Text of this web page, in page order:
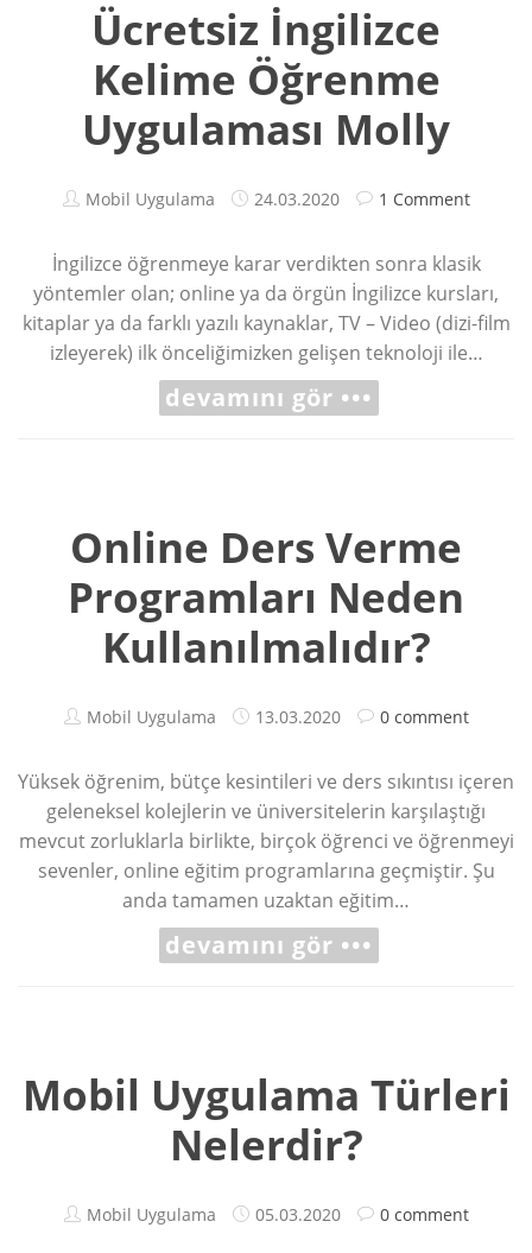
Ücretsiz İngilizce
Kelime Öğrenme
Uygulaması Molly
Mobil Uygulama 24.03.2020 1 Comment
İngilizce öğrenmeye karar verdikten sonra klasik
yöntemler olan; online ya da örgün İngilizce kursları,
kitaplar ya da farklı yazılı kaynaklar, TV – Video (dizi-film
izleyerek) ilk önceliğimizken gelişen teknoloji ile…
devamını gör •••
Online Ders Verme
Programları Neden
Kullanılmalıdır?
Mobil Uygulama 13.03.2020 0 comment
Yüksek öğrenim, bütçe kesintileri ve ders sıkıntısı içeren
geleneksel kolejlerin ve üniversitelerin karşılaştığı
mevcut zorluklarla birlikte, birçok öğrenci ve öğrenmeyi
sevenler, online eğitim programlarına geçmiştir. Şu
anda tamamen uzaktan eğitim…
devamını gör •••
Mobil Uygulama Türleri
Nelerdir?
Mobil Uygulama 05.03.2020 0 comment